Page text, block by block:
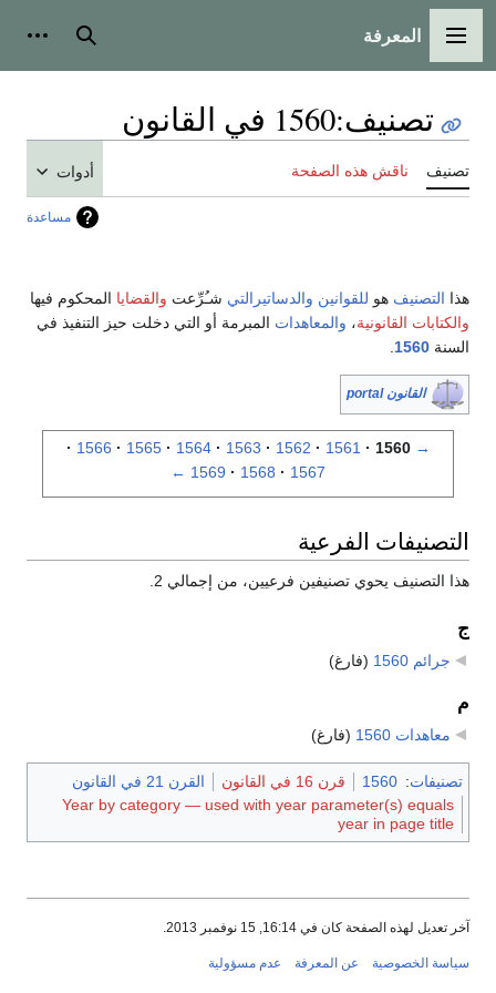
القائمة الرئيسية
المعرفة بحث
تصنيف:1560 في القانون
تصنيف ناقش هذه الصفحة أدوات
مساعدة
هذا التصنيف هو للقوانين والدساتيرالتي شـُرِّعت والقضايا المحكوم فيها
والكتابات القانونية، والمعاهدات المبرمة أو التي دخلت حيز التنفيذ في
السنة 1560
القانون portal
→
1560
1561
1562
1563
1564
1565
1566
1567
1568
1569
←
التصنيفات الفرعية
هذا التصنيف يحوي تصنيفين فرعيين، من إجمالي 2.
ج
جرائم 1560 (فارغ)
م
معاهدات 1560 (فارغ)
تصنيفات:
1560 قرن 16 في القانون
القرن 21 في القانون
Year by category — used with year parameter(s) equals
year in page title
آخر تعديل لهذه الصفحة كان في 16:14, 15 نوفمبر 2013.
سياسة الخصوصية عن المعرفة عدم مسؤولية